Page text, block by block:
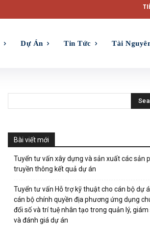
Dự Án Tin Tức Tài
Bài viết mới
Tuyển tư vấn xây dựng và sản xuất các sản
truyền thông kết quả dự án
Tuyển tư vấn Hỗ trợ kỹ thuật cho cán bộ dự
cán bộ chính quyền địa phương ứng dụng
đổi số và trí tuệ nhân tạo trong quản lý,
và đánh giá dự án